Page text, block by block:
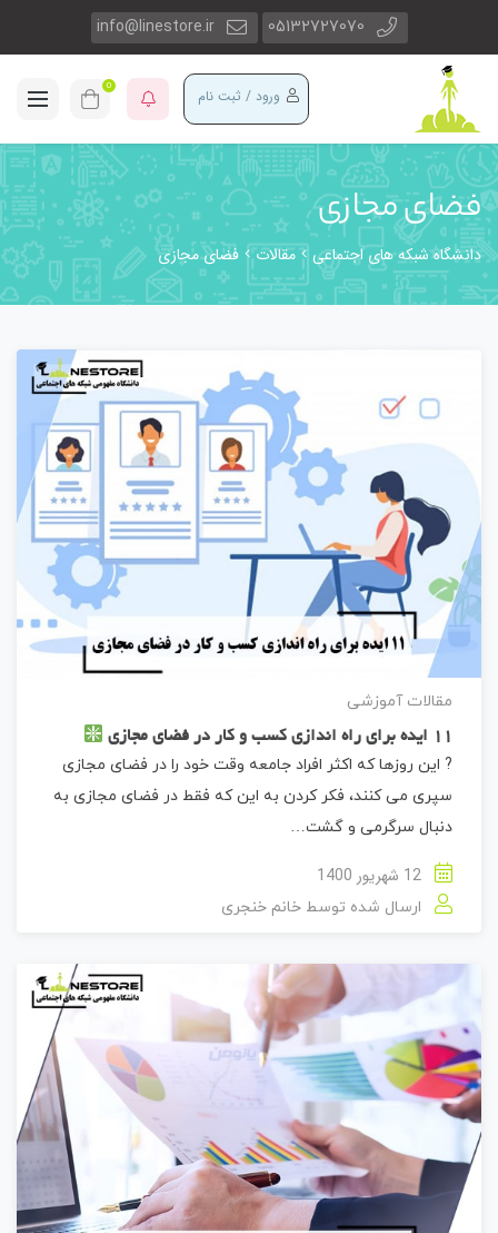
05132727070
info@linestore.ir
ورود / ثبت نام 0
فضای مجازی
دانشگاه شبکه های اجتماعی مقالات فضای مجازی
مقالات آموزشی
11 ایده برای راه اندازی کسب و کار در فضای مجازی
? این روزها که اکثر افراد جامعه وقت خود را در فضای مجازی
سپری می کنند، فکر کردن به این که فقط در فضای مجازی به
دنبال سرگرمی و گشت…
ارسال شده توسط خانم خنجری